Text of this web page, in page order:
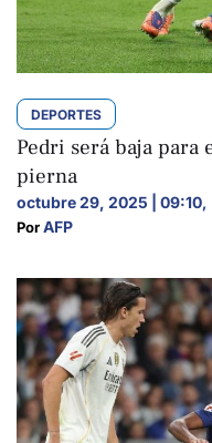
DEPORTES
Pedri será baja para
pierna
octubre 29, 2025 | 09:10,
Por AFP